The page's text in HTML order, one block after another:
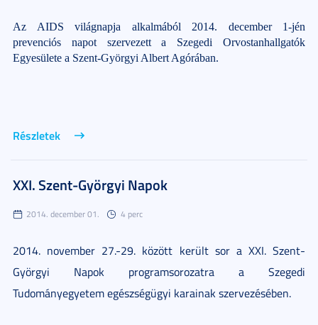
Az AIDS világnapja alkalmából 2014. december 1-jén
prevenciós napot szervezett a Szegedi Orvostanhallgatók
Egyesülete a Szent-Györgyi Albert Agórában.
Részletek
XXI. Szent-Györgyi Napok
2014. december 01. 4 perc
2014. november 27.-29. között került sor a XXI. Szent-
Györgyi Napok programsorozatra a Szegedi
Tudományegyetem egészségügyi karainak szervezésében.